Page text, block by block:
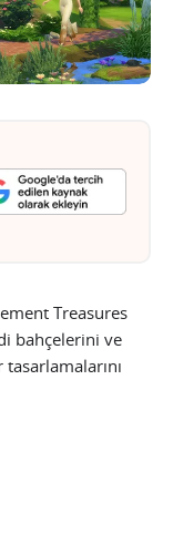
Treasures
bahçelerini ve